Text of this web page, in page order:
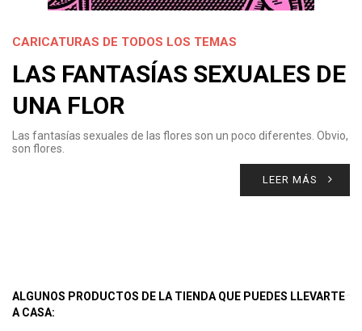
CARICATURAS DE TODOS LOS TEMAS
LAS FANTASÍAS SEXUALES DE
UNA FLOR
Las fantasías sexuales de las flores son un poco diferentes. Obvio,
son flores.
LEER MÁS
ALGUNOS PRODUCTOS DE LA TIENDA QUE PUEDES LLEVARTE
A CASA: